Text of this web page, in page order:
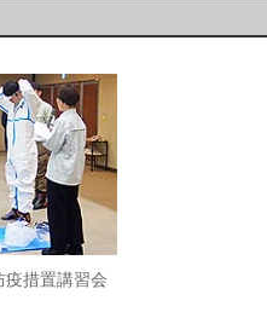
措置講習会